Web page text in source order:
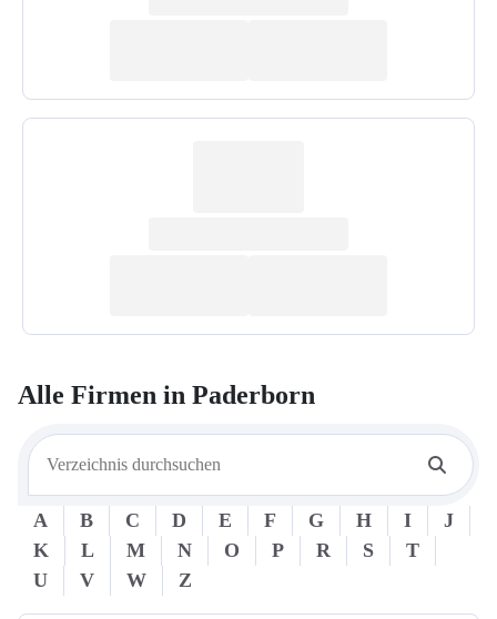
Alle Firmen in Paderborn
A B C D E F G H I
J
K
L M N O P R S
T
U
V W Z